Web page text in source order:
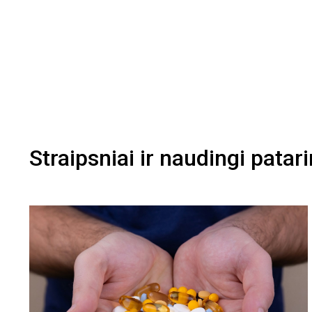
Straipsniai ir naudingi